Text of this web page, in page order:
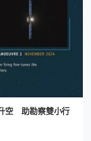
空 助勘察雙小行